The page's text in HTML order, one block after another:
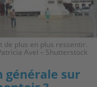
de plus en plus ressentir.
Avel – Shutterstock
générale sur